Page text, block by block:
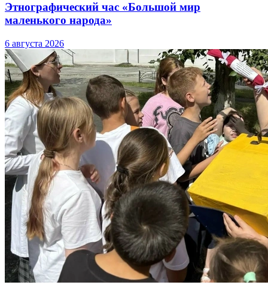
Этнографический час «Большой мир
маленького народа»
6 августа 2026